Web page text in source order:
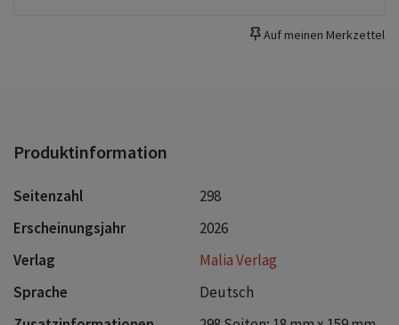
Auf meinen Merkzettel
Produktinformation
Seitenzahl
298
Erscheinungsjahr
2026
Verlag
Malia Verlag
Sprache
Deutsch